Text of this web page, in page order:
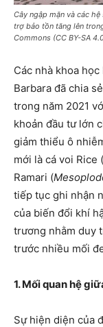
Cây ngập mặn và các
trợ bảo tồn tăng lên
Commons (CC BY-SA
Các nhà khoa
Barbara đã chia
trong năm 2021
khoản đầu tư lớn
giảm thiểu ô
mới là cá voi Rice (
Ramari (
tiếp tục ghi nhận
của biến đổi khí
trương nhằm duy
trước nhiều mối
1. Mối quan hệ
Sự hiện diện của